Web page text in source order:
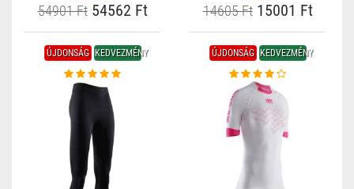
54901 Ft54562 Ft 14605 Ft15001 Ft
ÚJDONSÁG KEDVEZMÉNY ÚJDONSÁG KEDVEZMÉNY